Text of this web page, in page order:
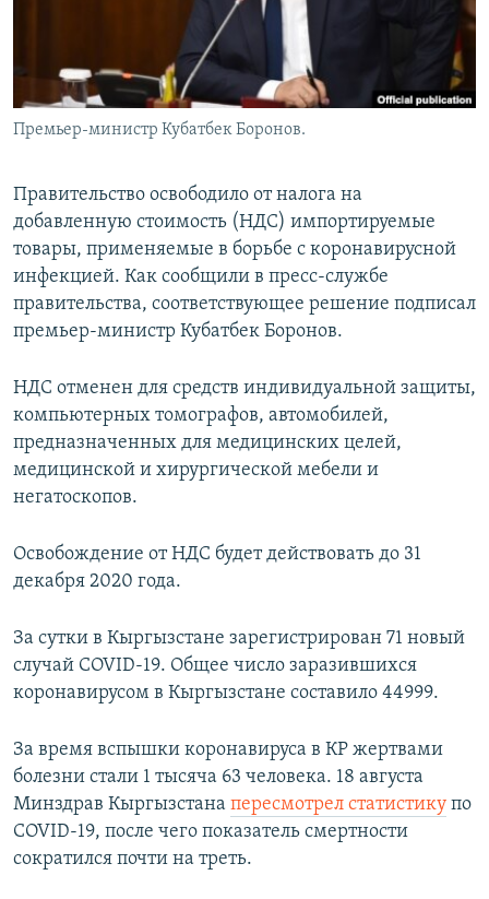
Премьер-министр Кубатбек Боронов.
Правительство освободило от налога на
добавленную стоимость (НДС) импортируемые
товары, применяемые в борьбе с коронавирусной
инфекцией. Как сообщили в пресс-службе
правительства, соответствующее решение подписал
премьер-министр Кубатбек Боронов.
НДС отменен для средств индивидуальной защиты,
компьютерных томографов, автомобилей,
предназначенных для медицинских целей,
медицинской и хирургической мебели и
негатоскопов.
Освобождение от НДС будет действовать до 31
декабря 2020 года.
За сутки в Кыргызстане зарегистрирован 71 новый
случай COVID-19. Общее число заразившихся
коронавирусом в Кыргызстане составило 44999.
За время вспышки коронавируса в КР жертвами
болезни стали 1 тысяча 63 человека. 18 августа
Минздрав Кыргызстана пересмотрел статистику по
COVID-19, после чего показатель смертности
сократился почти на треть.